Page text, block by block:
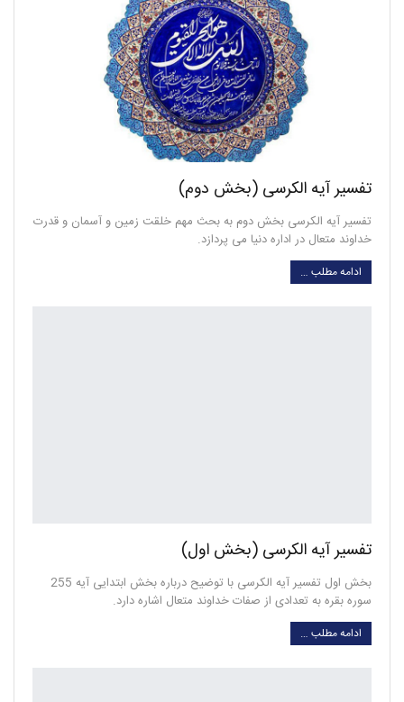
تفسیر آیه الکرسی (بخش دوم)
تفسیر آیه الکرسی بخش دوم به بحث مهم خلقت زمین و آسمان و قدرت
خداوند متعال در اداره دنیا می پردازد.
ادامه مطلب …
تفسیر آیه الکرسی (بخش اول)
بخش اول تفسیر آیه الکرسی با توضیح درباره بخش ابتدایی آیه 255
سوره بقره به تعدادی از صفات خداوند متعال اشاره دارد.
ادامه مطلب …